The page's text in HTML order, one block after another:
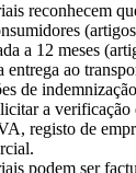
reconhecem
a 12 meses
ao
de
a verificação
registo de
podem ser